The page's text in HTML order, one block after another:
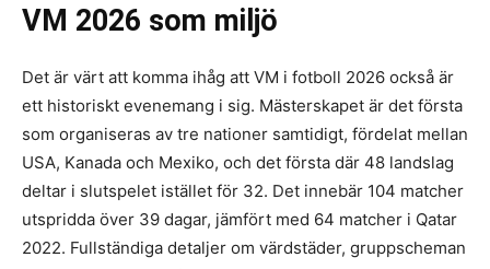
VM 2026 som miljö
Det är värt att komma ihåg att VM i fotboll 2026 också är
ett historiskt evenemang i sig. Mästerskapet är det första
som organiseras av tre nationer samtidigt, fördelat mellan
USA, Kanada och Mexiko, och det första där 48 landslag
deltar i slutspelet istället för 32. Det innebär 104 matcher
utspridda över 39 dagar, jämfört med 64 matcher i Qatar
2022. Fullständiga detaljer om värdstäder, gruppscheman